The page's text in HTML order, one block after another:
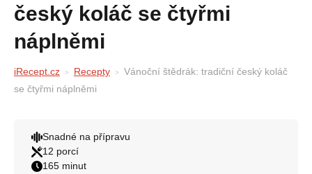
český koláč se čtyřmi
náplněmi
iRecept.cz Recepty
Vánoční štědrák: tradiční český koláč
se čtyřmi náplněmi
Snadné na přípravu
12 porcí
165 minut